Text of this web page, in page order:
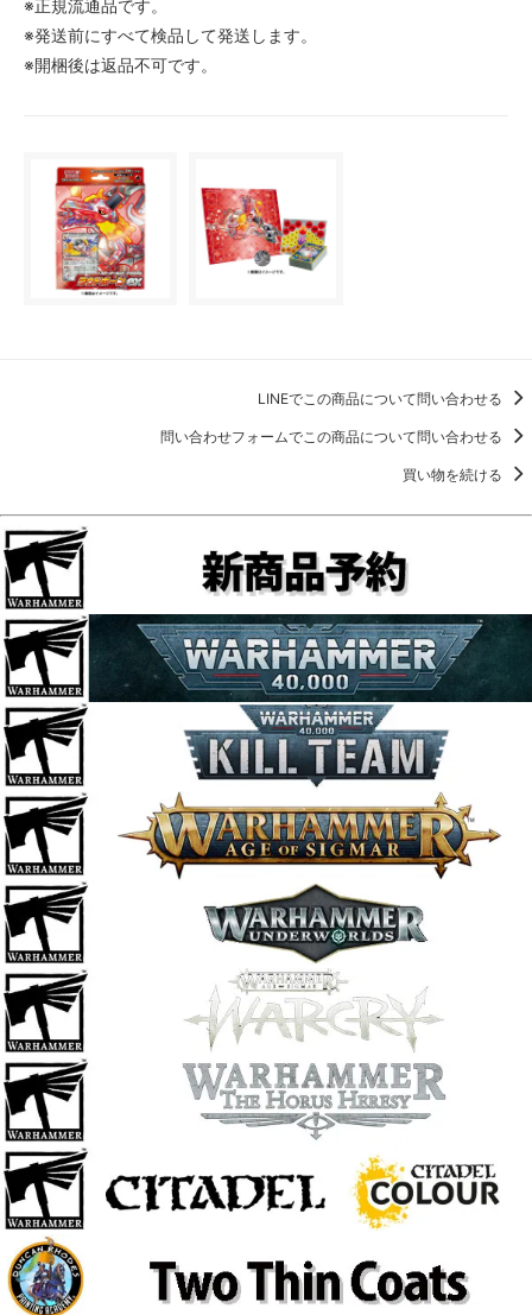
※正規流通品です。
※発送前にすべて検品して発送します。
※開梱後は返品不可です。
LINEでこの商品について問い合わせる
問い合わせフォームでこの商品について問い合わせる
買い物を続ける